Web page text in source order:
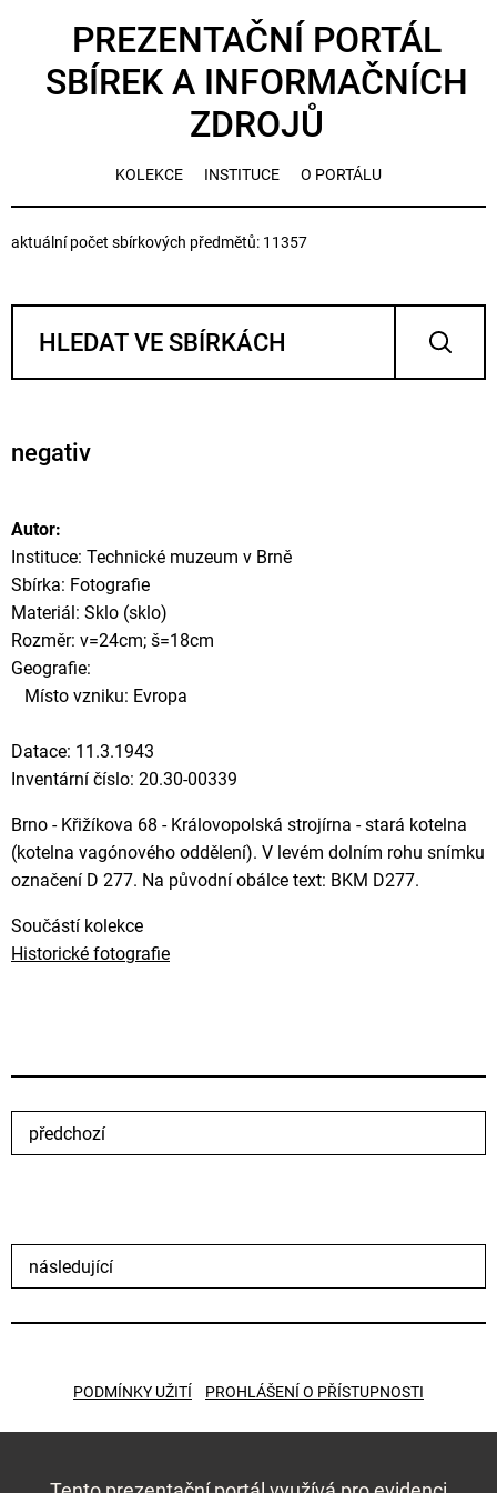
PREZENTAČNÍ PORTÁL
SBÍREK A INFORMAČNÍCH
ZDROJŮ
KOLEKCE INSTITUCE O PORTÁLU
aktuální počet sbírkových předmětů: 11357
negativ
Autor:
Instituce: Technické muzeum v Brně
Sbírka: Fotografie
Materiál: Sklo (sklo)
Rozměr: v=24cm; š=18cm
Geografie:
Místo vzniku: Evropa
Datace: 11.3.1943
Inventární číslo: 20.30-00339
Brno - Křižíkova 68 - Královopolská strojírna - stará kotelna
(kotelna vagónového oddělení). V levém dolním rohu snímku
označení D 277. Na původní obálce text: BKM D277.
Součástí kolekce
Historické fotografie
předchozí
následující
PODMÍNKY UŽITÍ PROHLÁŠENÍ O PŘÍSTUPNOSTI